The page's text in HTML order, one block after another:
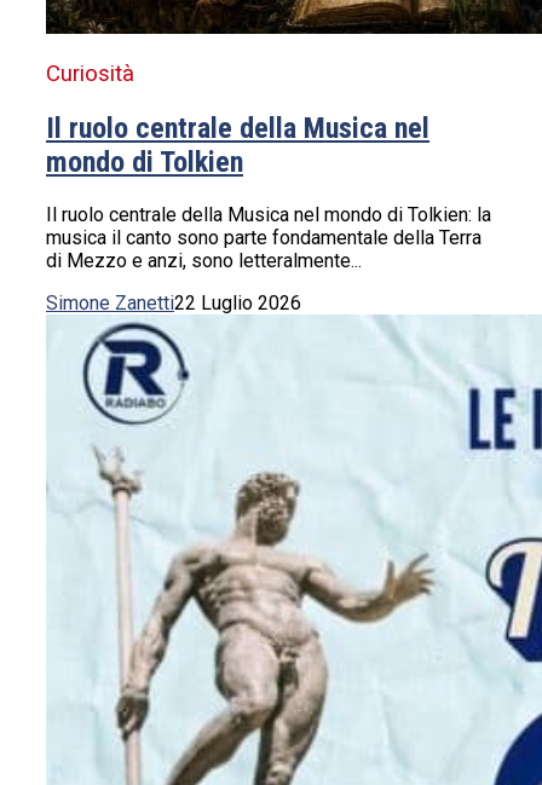
Curiosità
Il ruolo centrale della Musica nel
mondo di Tolkien
Il ruolo centrale della Musica nel mondo di Tolkien: la
musica il canto sono parte fondamentale della Terra
di Mezzo e anzi, sono letteralmente...
Simone Zanetti22 Luglio 2026